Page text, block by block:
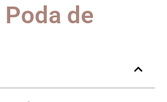
Poda de